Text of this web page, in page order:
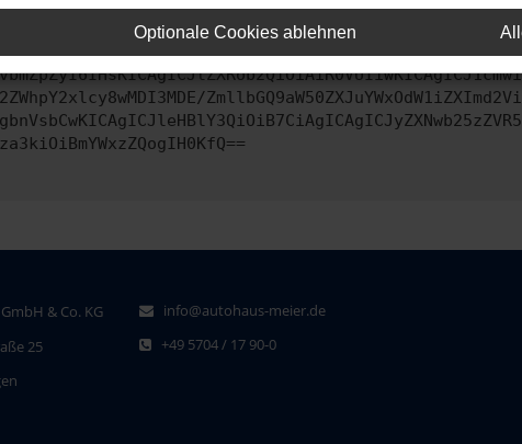
& Co. KG
25
info@autohaus-meier.de
+49 5704 / 17 90-0
Optionale Cookies ablehnen